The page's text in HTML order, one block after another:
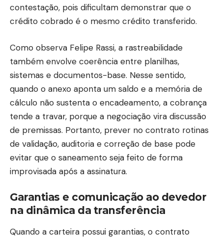
contestação, pois dificultam demonstrar que o
crédito cobrado é o mesmo crédito transferido.
Como observa Felipe Rassi, a rastreabilidade
também envolve coerência entre planilhas,
sistemas e documentos-base. Nesse sentido,
quando o anexo aponta um saldo e a memória de
cálculo não sustenta o encadeamento, a cobrança
tende a travar, porque a negociação vira discussão
de premissas. Portanto, prever no contrato rotinas
de validação, auditoria e correção de base pode
evitar que o saneamento seja feito de forma
improvisada após a assinatura.
Garantias e comunicação ao devedor
na dinâmica da transferência
Quando a carteira possui garantias, o contrato